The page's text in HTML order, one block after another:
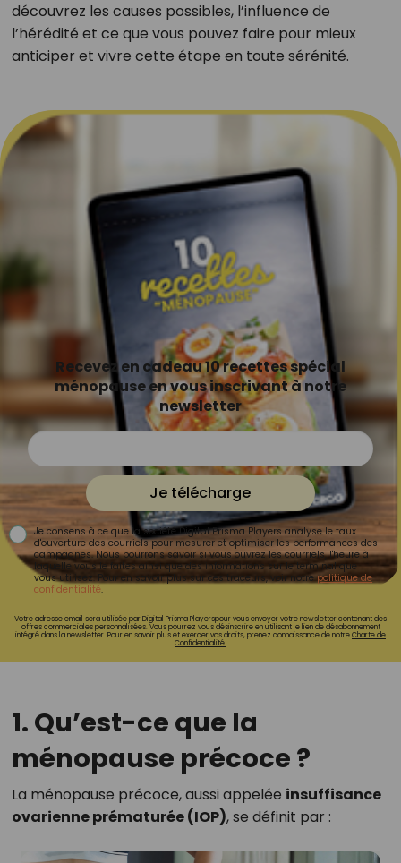
découvrez les causes possibles, l’influence de
l’hérédité et ce que vous pouvez faire pour mieux
anticiper et vivre cette étape en toute sérénité.
Recevez en cadeau 10 recettes spécial
ménopause en vous inscrivant à notre
newsletter
Je télécharge
Je consens à ce que la société Digital Prisma Players analyse le taux
d'ouverture des courriels pour mesurer et optimiser les performances des
campagnes. Nous pourrons savoir si vous ouvrez les courriels, l'heure à
laquelle vous le faites ainsi que des informations sur le terminal que
vous utilisez. Pour en savoir plus sur ces traceurs, voir notrepolitique de
confidentialité.
Votre adresse email sera utilisée par Digital Prisma Playerspour vous envoyer votre newsletter contenant des
offres commerciales personnalisées. Vous pourrez vous désinscrire en utilisant le lien de désabonnement
intégré dans la newsletter. Pour en savoir plus et exercer vos droits, prenez connaissance de notreCharte de
Confidentialité.
1. Qu’est-ce que la
ménopause précoce ?
La ménopause précoce, aussi appelée insuffisance
ovarienne prématurée (IOP), se définit par :